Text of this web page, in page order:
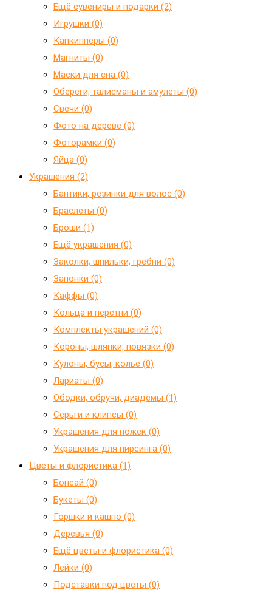
Ещё сувениры и подарки (2)
Игрушки (0)
Капкипперы (0)
Магниты (0)
Маски для сна (0)
Обереги, талисманы и амулеты (0)
Свечи (0)
Фото на дереве (0)
Фоторамки (0)
Яйца (0)
Украшения (2)
Бантики, резинки для волос (0)
Браслеты (0)
Броши (1)
Ещё украшения (0)
Заколки, шпильки, гребни (0)
Запонки (0)
Каффы (0)
Кольца и перстни (0)
Комплекты украшений (0)
Короны, шляпки, повязки (0)
Кулоны, бусы, колье (0)
Лариаты (0)
Ободки, обручи, диадемы (1)
Серьги и клипсы (0)
Украшения для ножек (0)
Украшения для пирсинга (0)
Цветы и флористика (1)
Бонсай (0)
Букеты (0)
Горшки и кашпо (0)
Деревья (0)
Ещё цветы и флористика (0)
Лейки (0)
Подставки под цветы (0)